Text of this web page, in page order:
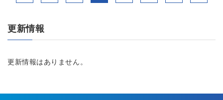
更新情報
更新情報はありません。